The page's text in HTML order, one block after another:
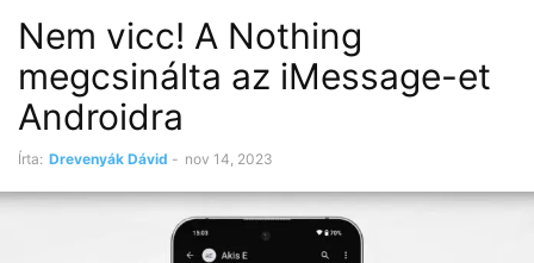
Nem vicc! A Nothing
megcsinálta az iMessage-et
Androidra
Írta: Drevenyák Dávid - nov 14, 2023